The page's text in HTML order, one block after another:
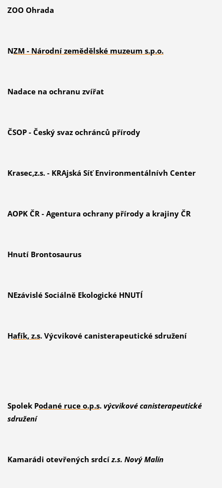
ZOO Ohrada
NZM - Národní zemědělské muzeum s.p.o.
Nadace na ochranu zvířat
ČSOP - Český svaz ochránců přírody
Krasec,z.s. - KRAjská Síť Environmentálnívh Center
AOPK ČR - Agentura ochrany přírody a krajiny ČR
Hnutí Brontosaurus
NEzávislé Sociálně Ekologické HNUTÍ
Hafík, z.s. Výcvikové canisterapeutické sdružení
Spolek Podané ruce o.p.s.výcvikové canisterapeutické
sdružení
Kamarádi otevřených srdcí z.s. Nový Malín